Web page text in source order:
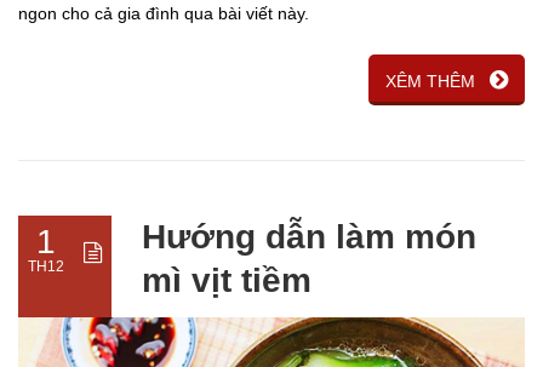
ngon cho cả gia đình qua bài viết này.
XÊM THÊM
1
TH12
Hướng dẫn làm món
mì vịt tiềm